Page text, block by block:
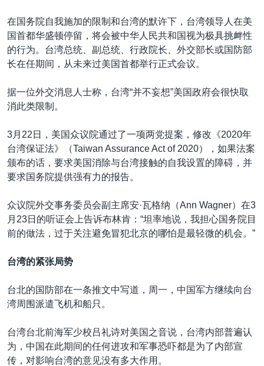
在国务院自我施加的限制和台湾的默许下，台湾领导人在美
国首都华盛顿停留，将会被中华人民共和国视为极具挑衅性
的行为。台湾总统、副总统、行政院长、外交部长或国防部
长在任期间，从未来过美国首都举行正式会议。
据一位外交消息人士称，台湾“并不妄想”美国政府会很快取
消此类限制。
3月22日，美国众议院通过了一项两党提案，修改《2020年
台湾保证法》（Taiwan Assurance Act of 2020），如果法案
颁布的话，要求美国消除与台湾接触的自我设置的障碍，并
要求国务院提供强有力的报告。
众议院外交事务委员会副主席安·瓦格纳（Ann Wagner）在3
月23日的听证会上告诉布林肯：“坦率地说，我担心国务院目
前的做法，过于关注避免冒犯北京的哪怕是最轻微的机会。”
台湾的紧张局势
台北的国防部在一条推文中写道，周一，中国军方继续向台
湾周围派遣飞机和船只。
台湾台北前海军少校吕礼诗对美国之音说，台湾内部普遍认
为，中国在此期间的任何进攻和军事恐吓都是为了内部宣
传，对影响台湾的意见没有多大作用。